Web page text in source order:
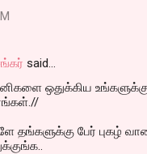
said…
ஒதுக்கிய
தங்களுக்கு பேர் புகழ்